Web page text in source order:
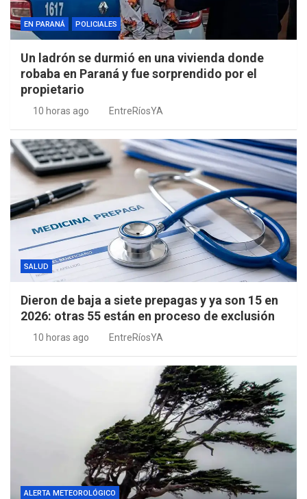
EN PARANÁ POLICIALES
Un ladrón se durmió en una vivienda donde
robaba en Paraná y fue sorprendido por el
propietario
10 horas ago EntreRíosYA
SALUD
Dieron de baja a siete prepagas y ya son 15 en
2026: otras 55 están en proceso de exclusión
10 horas ago EntreRíosYA
ALERTA METEOROLÓGICO